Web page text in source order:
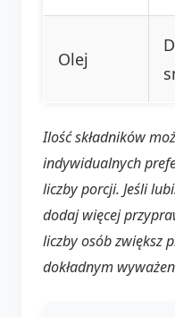
Olej
Ilość składników
indywidualnych
liczby porcji. Jeśli
dodaj więcej
liczby osób zwiększ
dokładnym